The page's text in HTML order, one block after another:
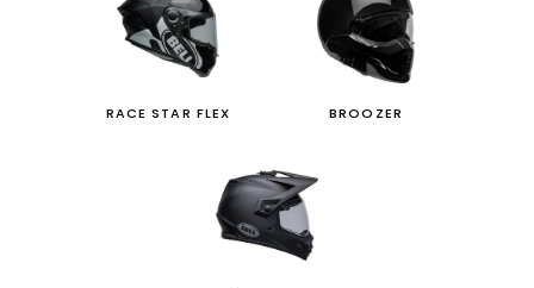
RACE STAR FLEX BROOZER